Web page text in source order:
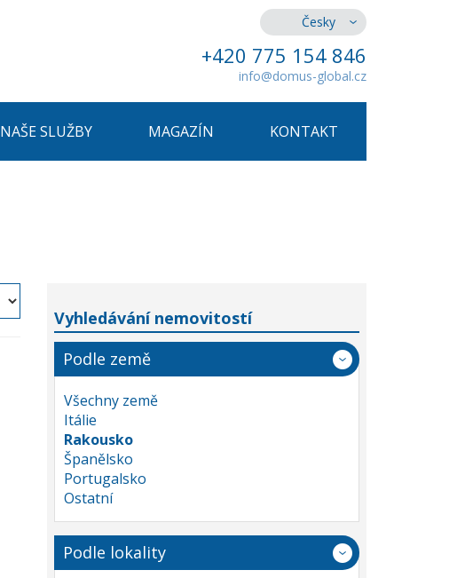
Česky
+420 775 154 846
info@domus-global.cz
NAŠE SLUŽBY MAGAZÍN KONTAKT
Vyhledávání nemovitostí
Podle země
Všechny země
Itálie
Rakousko
Španělsko
Portugalsko
Ostatní
Podle lokality